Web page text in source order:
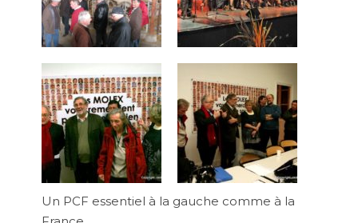
Un PCF essentiel à la gauche comme à la